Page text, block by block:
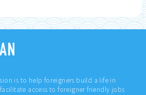
is to help foreigners build a life in
access to foreigner friendly jobs